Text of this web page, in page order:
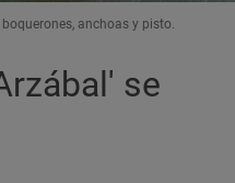
anchoas y pisto.
se